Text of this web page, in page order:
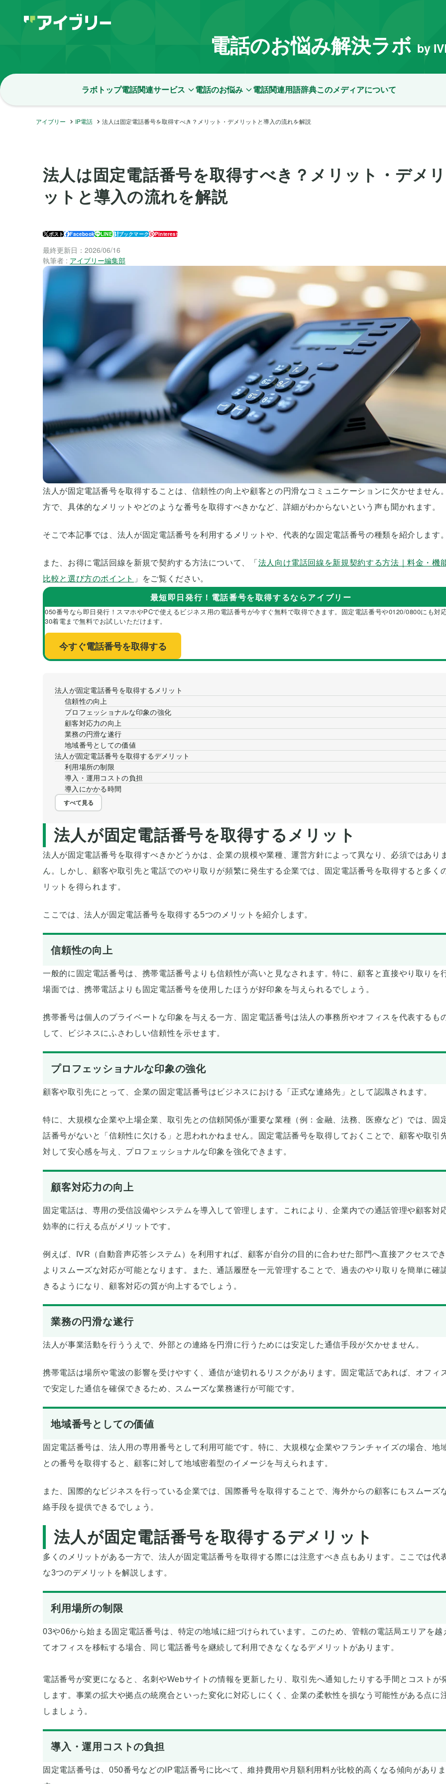
電話のお悩み解決ラボ by
ラボトップ電話関連サービス 電話のお悩み 電話関連用語辞典このメディアについて
アイブリー IP電話 法人は固定電話番号を取得すべき？メリット・デメリットと導入の流れを解説
法人は固定電話番号を取得すべき？メリット・デメリ
ットと導入の流れを解説
ポスト Facebook LINE ブックマーク Pinterest
最終更新日：2026/06/16
執筆者 : アイブリー編集部
法人が固定電話番号を取得することは、信頼性の向上や顧客との円滑なコミュニケーションに欠かせません
方で、具体的なメリットやどのような番号を取得すべきかなど、詳細がわからないという声も聞かれます。
そこで本記事では、法人が固定電話番号を利用するメリットや、代表的な固定電話番号の種類を紹介します。
また、お得に電話回線を新規で契約する方法について、「 法人向け電話回線を新規契約する方法｜料金・機
比較と選び方のポイント
」をご覧ください。
最短即日発行！電話番号を取得するならアイブリー
050番号なら即日発行！スマホやPCで使えるビジネス用の電話番号が今すぐ無料で取得できます。固定電話番号や0120/0800にも対応
30着電まで無料でお試しいただけます。
今すぐ電話番号を取得する
法人が固定電話番号を取得するメリット
信頼性の向上
プロフェッショナルな印象の強化
顧客対応力の向上
業務の円滑な遂行
地域番号としての価値
法人が固定電話番号を取得するデメリット
利用場所の制限
導入・運用コストの負担
導入にかかる時間
すべて見る
法人が固定電話番号を取得するメリット
法人が固定電話番号を取得すべきかどうかは、企業の規模や業種、運営方針によって異なり、必須ではあり
ん。しかし、顧客や取引先と電話でのやり取りが頻繁に発生する企業では、固定電話番号を取得すると多く
リットを得られます。
ここでは、法人が固定電話番号を取得する5つのメリットを紹介します。
信頼性の向上
一般的に固定電話番号は、携帯電話番号よりも信頼性が高いと見なされます。特に、顧客と直接やり取りを
場面では、携帯電話よりも固定電話番号を使用したほうが好印象を与えられるでしょう。
携帯番号は個人のプライベートな印象を与える一方、固定電話番号は法人の事務所やオフィスを代表するも
して、ビジネスにふさわしい信頼性を示せます。
プロフェッショナルな印象の強化
顧客や取引先にとって、企業の固定電話番号はビジネスにおける「正式な連絡先」として認識されます。
特に、大規模な企業や上場企業、取引先との信頼関係が重要な業種（例：金融、法務、医療など）では、固
話番号がないと「信頼性に欠ける」と思われかねません。固定電話番号を取得しておくことで、顧客や取引
対して安心感を与え、プロフェッショナルな印象を強化できます。
顧客対応力の向上
固定電話は、専用の受信設備やシステムを導入して管理します。これにより、企業内での通話管理や顧客対
効率的に行える点がメリットです。
例えば、IVR（自動音声応答システム）を利用すれば、顧客が自分の目的に合わせた部門へ直接アクセスでき
よりスムーズな対応が可能となります。また、通話履歴を一元管理することで、過去のやり取りを簡単に確
きるようになり、顧客対応の質が向上するでしょう。
業務の円滑な遂行
法人が事業活動を行ううえで、外部との連絡を円滑に行うためには安定した通信手段が欠かせません。
携帯電話は場所や電波の影響を受けやすく、通信が途切れるリスクがあります。固定電話であれば、オフィ
で安定した通信を確保できるため、スムーズな業務遂行が可能です。
地域番号としての価値
固定電話番号は、法人用の専用番号として利用可能です。特に、大規模な企業やフランチャイズの場合、地
との番号を取得すると、顧客に対して地域密着型のイメージを与えられます。
また、国際的なビジネスを行っている企業では、国際番号を取得することで、海外からの顧客にもスムーズ
絡手段を提供できるでしょう。
法人が固定電話番号を取得するデメリット
多くのメリットがある一方で、法人が固定電話番号を取得する際には注意すべき点もあります。ここでは代
な3つのデメリットを解説します。
利用場所の制限
03や06から始まる固定電話番号は、特定の地域に紐づけられています。このため、管轄の電話局エリアを越
てオフィスを移転する場合、同じ電話番号を継続して利用できなくなるデメリットがあります。
電話番号が変更になると、名刺やWebサイトの情報を更新したり、取引先へ通知したりする手間とコストが
します。事業の拡大や拠点の統廃合といった変化に対応しにくく、企業の柔軟性を損なう可能性がある点に
しましょう。
導入・運用コストの負担
固定電話番号は、050番号などのIP電話番号に比べて、維持費用や月額利用料が比較的高くなる傾向がありま